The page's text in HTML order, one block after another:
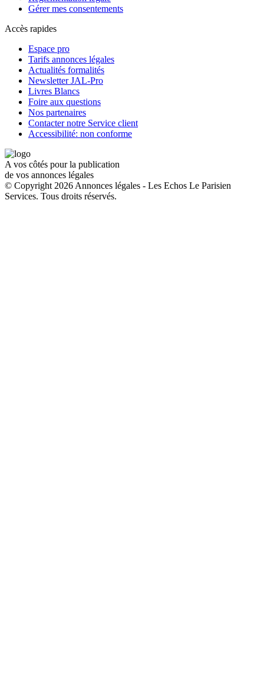
Gérer mes consentements
Accès rapides
Espace pro
Tarifs annonces légales
Actualités formalités
Newsletter JAL-Pro
Livres Blancs
Foire aux questions
Nos partenaires
Contacter notre Service client
Accessibilité: non conforme
A vos côtés pour la publication
de vos annonces légales
© Copyright 2026 Annonces légales - Les Echos Le Parisien
Services. Tous droits réservés.